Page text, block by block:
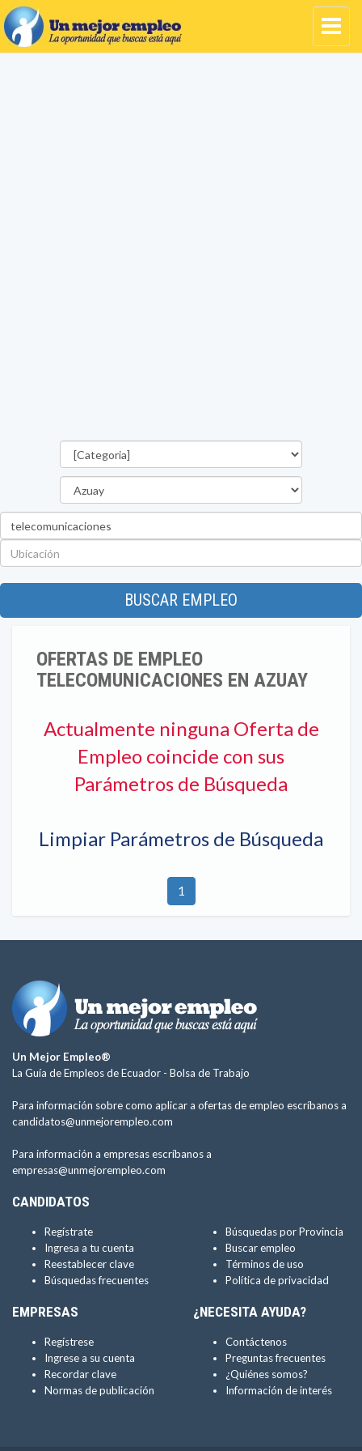
BUSCAR EMPLEO
OFERTAS DE EMPLEO
TELECOMUNICACIONES EN AZUAY
Actualmente ninguna Oferta de
Empleo coincide con sus
Parámetros de Búsqueda
Limpiar Parámetros de Búsqueda
1
Un Mejor Empleo®
La Guía de Empleos de Ecuador - Bolsa de Trabajo
Para información sobre como aplicar a ofertas de empleo escríbanos a
candidatos@unmejorempleo.com
Para información a empresas escríbanos a
empresas@unmejorempleo.com
CANDIDATOS
Regístrate
Ingresa a tu cuenta
Reestablecer clave
Búsquedas frecuentes
Búsquedas por Provincia
Buscar empleo
Términos de uso
Política de privacidad
EMPRESAS
Regístrese
Ingrese a su cuenta
Recordar clave
Normas de publicación
¿NECESITA AYUDA?
Contáctenos
Preguntas frecuentes
¿Quiénes somos?
Información de interés